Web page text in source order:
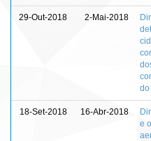
29-Out-2018 2-Mai-2018
do
18-Set-2018 16-Abr-2018
e